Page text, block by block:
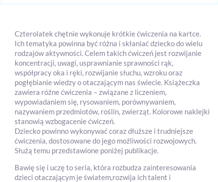
Czterolatek chętnie wykonuje krótkie ćwiczenia na kartce.
Ich tematyka powinna być różna i skłaniać dziecko do wielu
rodzajów aktywności. Celem takich ćwiczeń jest rozwijanie
koncentracji, uwagi, usprawnianie sprawności rąk,
współpracy oka i ręki, rozwijanie słuchu, wzroku oraz
pogłębianie wiedzy o otaczającym nas świecie. Książeczka
zawiera różne ćwiczenia – związane z liczeniem,
wypowiadaniem się, rysowaniem, porównywaniem,
nazywaniem przedmiotów, roślin, zwierząt. Kolorowe naklejki
stanowią wzbogacenie ćwiczeń.
Dziecko powinno wykonywać coraz dłuższe i trudniejsze
ćwiczenia, dostosowane do jego możliwości rozwojowych.
Służą temu przedstawione poniżej publikacje.
Bawię się i uczę to seria, która rozbudza zainteresowania
dzieci otaczającym je światem,rozwija ich talent i